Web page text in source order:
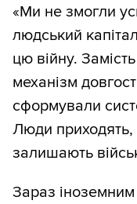
«Ми не змогли
людський
цю війну.
механізм
сформували
Люди приходять,
залишають
Зараз